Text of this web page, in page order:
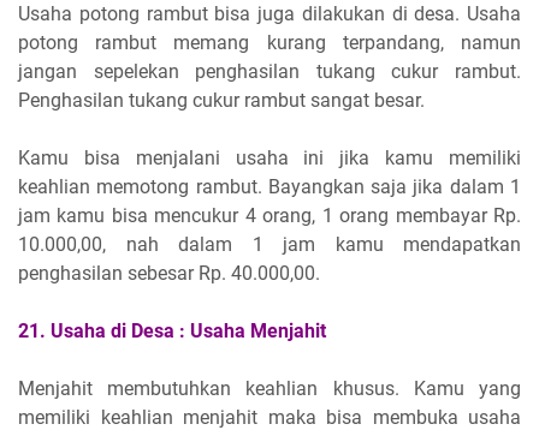
Usaha potong rambut bisa juga dilakukan di desa. Usaha
potong rambut memang kurang terpandang, namun
jangan sepelekan penghasilan tukang cukur rambut.
Penghasilan tukang cukur rambut sangat besar.
Kamu bisa menjalani usaha ini jika kamu memiliki
keahlian memotong rambut. Bayangkan saja jika dalam 1
jam kamu bisa mencukur 4 orang, 1 orang membayar Rp.
10.000,00, nah dalam 1 jam kamu mendapatkan
penghasilan sebesar Rp. 40.000,00.
21. Usaha di Desa : Usaha Menjahit
Menjahit membutuhkan keahlian khusus. Kamu yang
memiliki keahlian menjahit maka bisa membuka usaha